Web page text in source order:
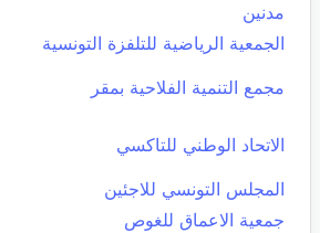
مدنين
الجمعية الرياضية للتلفزة التونسية
مجمع التنمية الفلاحية بمقر
الاتحاد الوطني للتاكسي
المجلس التونسي للاجئين
جمعية الاعماق للغوص